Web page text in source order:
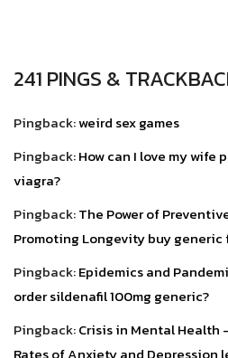
241 PINGS &
Pingback:weird sex games
Pingback:How can I love my wife
viagra?
Pingback:The Power of
Promoting Longevity buy generic
Pingback:Epidemics and
order sildenafil 100mg generic?
Pingback:Crisis in Mental Health